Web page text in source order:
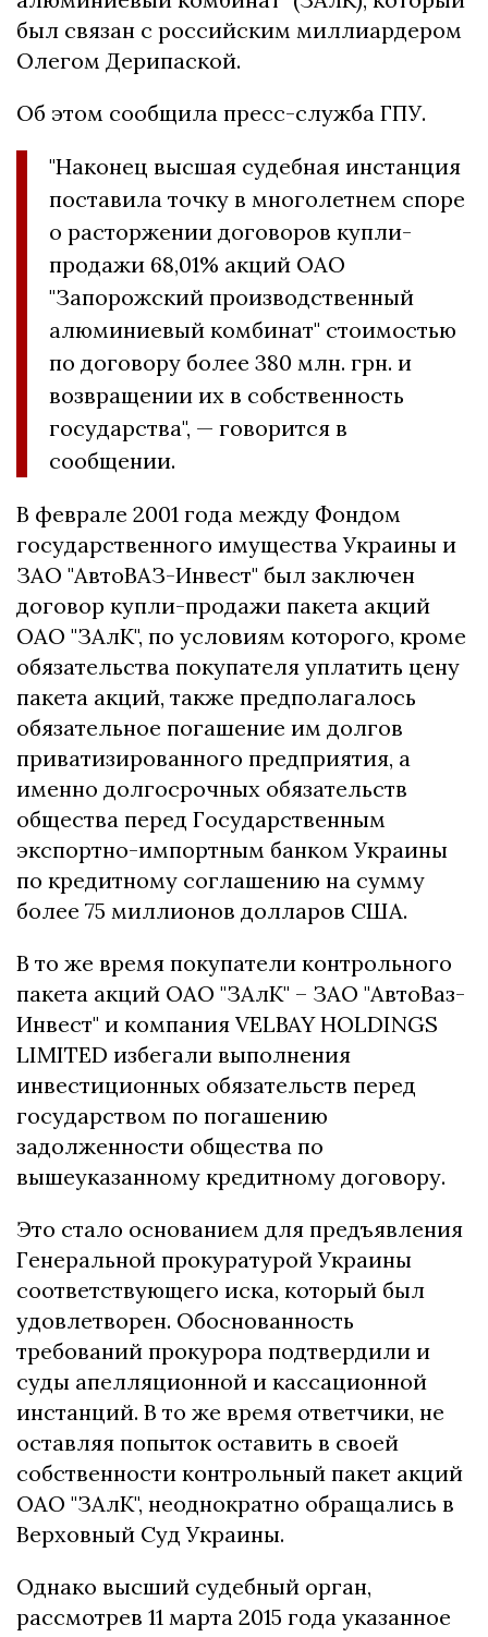
был связан с российским миллиардером
Олегом Дерипаской.
Об этом сообщила пресс-служба ГПУ.
"Наконец высшая судебная инстанция
поставила точку в многолетнем споре
о расторжении договоров купли-
продажи 68,01% акций ОАО
"Запорожский производственный
алюминиевый комбинат" стоимостью
по договору более 380 млн. грн. и
возвращении их в собственность
государства", — говорится в
сообщении.
В феврале 2001 года между Фондом
государственного имущества Украины и
ЗАО "АвтоВАЗ-Инвест" был заключен
договор купли-продажи пакета акций
ОАО "ЗАлК", по условиям которого, кроме
обязательства покупателя уплатить цену
пакета акций, также предполагалось
обязательное погашение им долгов
приватизированного предприятия, а
именно долгосрочных обязательств
общества перед Государственным
экспортно-импортным банком Украины
по кредитному соглашению на сумму
более 75 миллионов долларов США.
В то же время покупатели контрольного
пакета акций ОАО "ЗАлК" – ЗАО "АвтоВаз-
Инвест" и компания VELBAY HOLDINGS
LIMITED избегали выполнения
инвестиционных обязательств перед
государством по погашению
задолженности общества по
вышеуказанному кредитному договору.
Это стало основанием для предъявления
Генеральной прокуратурой Украины
соответствующего иска, который был
удовлетворен. Обоснованность
требований прокурора подтвердили и
суды апелляционной и кассационной
инстанций. В то же время ответчики, не
оставляя попыток оставить в своей
собственности контрольный пакет акций
ОАО "ЗАлК", неоднократно обращались в
Верховный Суд Украины.
Однако высший судебный орган,
рассмотрев 11 марта 2015 года указанное